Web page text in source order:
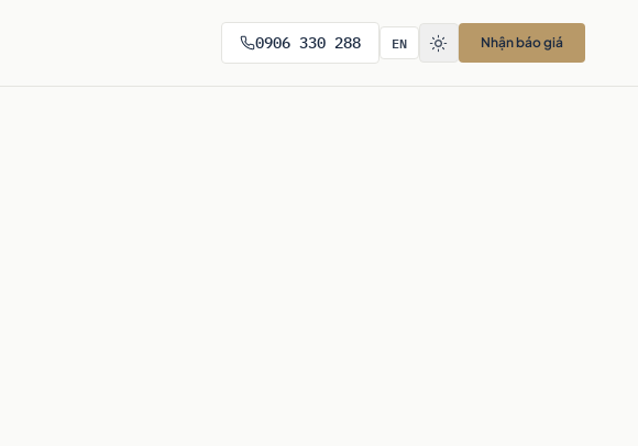
0906 330 288 EN Nhận báo giá